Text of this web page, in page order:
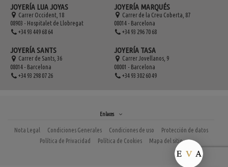
JOYERÍA LUA JOYAS
Carrer Occident, 18
08903 - Hospitalet de Llobregat
+34 93 449 68 64
JOYERÍA SANTS
Carrer de Sants, 36
08014 - Barcelona
+34 93 298 07 26
JOYERÍA MARQUÉS
Carrer de la Creu Coberta, 87
08014 - Barcelona
+34 93 296 70 68
JOYERÍA TASA
Carrer Jovellanos, 9
08001 - Barcelona
+34 93 302 60 49
Enlaces
Nota Legal Condiciones Generales Condiciones de uso
Protección de datos
Política de Privacidad
Política de Cookies Mapa del sitio